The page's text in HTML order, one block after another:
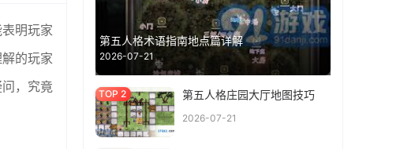
明玩家
的玩家
，究竟
第五人格术语指南地点篇详解
2026-07-21
第五人格庄园大厅地图技巧
2026-07-21